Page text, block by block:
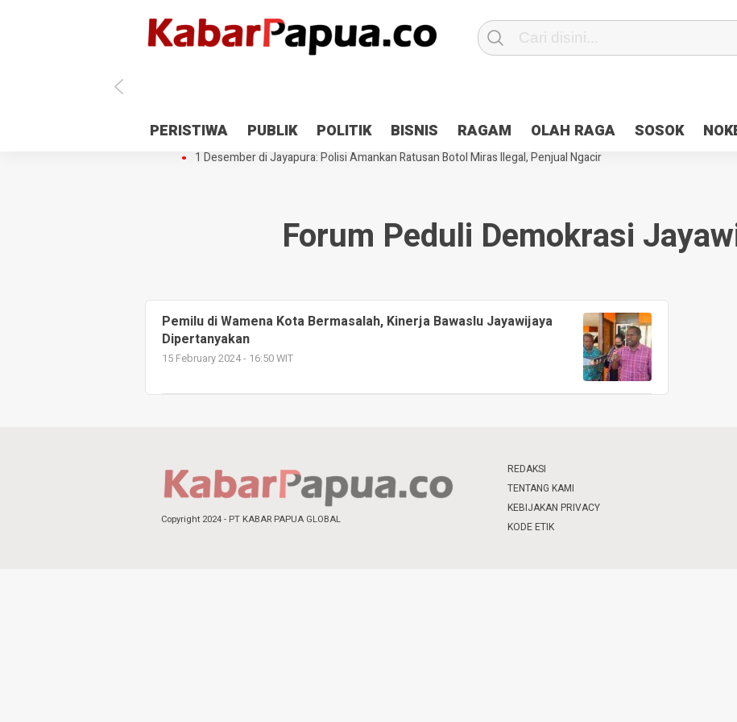
PERISTIWA PUBLIK POLITIK BISNIS RAGAM OLAH RAGA SOSOK
Antisipasi 1 Desember, TNI Polri Patroli 2×24 jam di Kota Jayapura
Pesan Sejuk Polri di Deklarasi Pemilu
Gedung Perpustakaan SMPN 5 Sentani Terbakar
Hibah Pilkada Jayapura Cair 10 Persen, Deposit Kas
1 Desember di Jayapura: Polisi Amankan Ratusan Botol Miras Ilegal, Penjual Ngacir
Forum Peduli Demokrasi
Pemilu di Wamena Kota Bermasalah, Kinerja Bawaslu Jayawijaya
Dipertanyakan
15 February 2024 - 16:50 WIT
Copyright 2024 - PT KABAR PAPUA GLOBAL
REDAKSI
TENTANG KAMI
KEBIJAKAN PRIVACY
KODE ETIK